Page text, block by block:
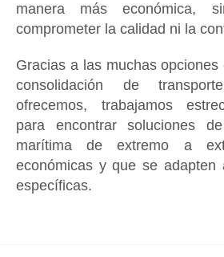
manera más económica,
comprometer la calidad ni la
Gracias a las muchas
consolidación de
ofrecemos, trabajamos
para encontrar soluciones
marítima de extremo a
económicas y que se adapten
específicas.